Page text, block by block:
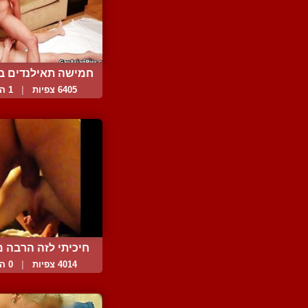
חמישה תאילנדים
6405 צפיות 1 המלצות
חיכיתי לזה הרבה
4014 צפיות 0 המלצות